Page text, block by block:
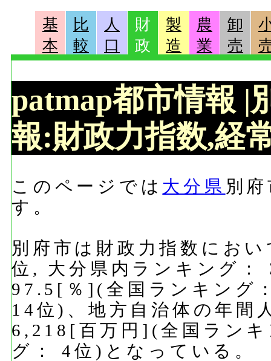
基
本
比
較
人
口
財
政
製
造
農
業
卸
売
patmap都市情報 |
報:財政力指数,経
このページでは 大分県 別
す。
別府市は財政力指数にお
位, 大分県内ランキング：
97.5[％](全国ランキング
14位)、地方自治体の年間
6,218[百万円](全国ラン
グ： 4位)となっている。